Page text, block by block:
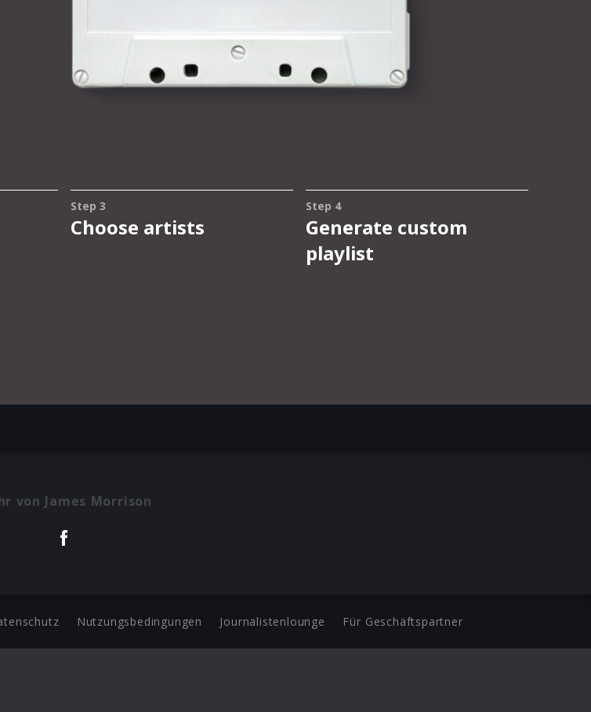
von James Morrison
Nutzungsbedingungen Journalistenlounge Für Geschäftspartner